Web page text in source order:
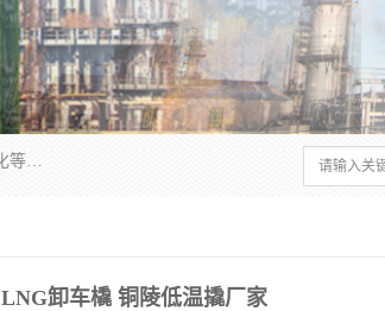
连云港众邦石化设备制造有限公司是一家鹤管厂家主营：鹤管、装车鹤管等，是致力于石油、石化等流体装卸设备(主要产品如鹤管、输油臂、脱缆钩等)的咨询、设计、制造、检测、安装指导、系统调试、维修维护等业务的公司。
LNG卸车橇 铜陵低温撬厂家